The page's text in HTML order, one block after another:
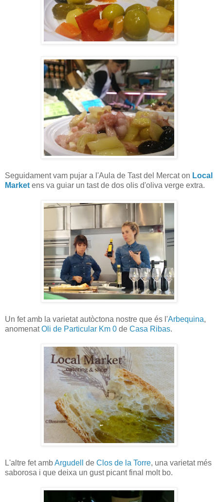
Seguidament vam pujar a l'Aula de Tast del Mercat on Local
Market ens va guiar un tast de dos olis d'oliva verge extra.
Un fet amb la varietat autòctona nostre que és l'Arbequina,
anomenatOli de Particular Km 0 de Casa Ribas.
L'altre fet ambArgudell de Clos de la Torre, una varietat més
saborosa i que deixa un gust picant final molt bo.